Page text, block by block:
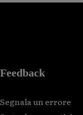
Feedback
Segnala un errore